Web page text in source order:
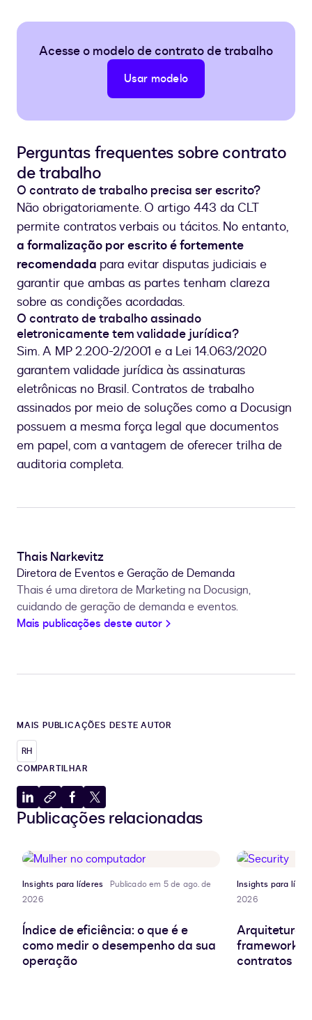
Acesse o modelo de contrato de trabalho
Usar modelo
Perguntas frequentes sobre contrato
de trabalho
O contrato de trabalho precisa ser escrito?
Não obrigatoriamente. O artigo 443 da CLT
permite contratos verbais ou tácitos. No entanto,
a formalização por escrito é fortemente
recomendada para evitar disputas judiciais e
garantir que ambas as partes tenham clareza
sobre as condições acordadas.
O contrato de trabalho assinado
eletronicamente tem validade jurídica?
Sim. A MP 2.200-2/2001 e a Lei 14.063/2020
garantem validade jurídica às assinaturas
eletrônicas no Brasil. Contratos de trabalho
assinados por meio de soluções como a Docusign
possuem a mesma força legal que documentos
em papel, com a vantagem de oferecer trilha de
auditoria completa.
Thais Narkevitz
Diretora de Eventos e Geração de Demanda
Thais é uma diretora de Marketing na Docusign,
cuidando de geração de demanda e eventos.
Mais publicações deste autor
MAIS PUBLICAÇÕES DESTE AUTOR
RH
COMPARTILHAR
Compartilhar
no
Copiar
para
de
transferência
Compartilhar
no
Compartilhar
no
Publicações relacionadas
Insights para líderes
Publicado em 5 de ago. de
2026
Índice de eficiência: o que é e
como medir o desempenho da sua
operação
Insights para
2026
Arquitetura
frameworks
contratos